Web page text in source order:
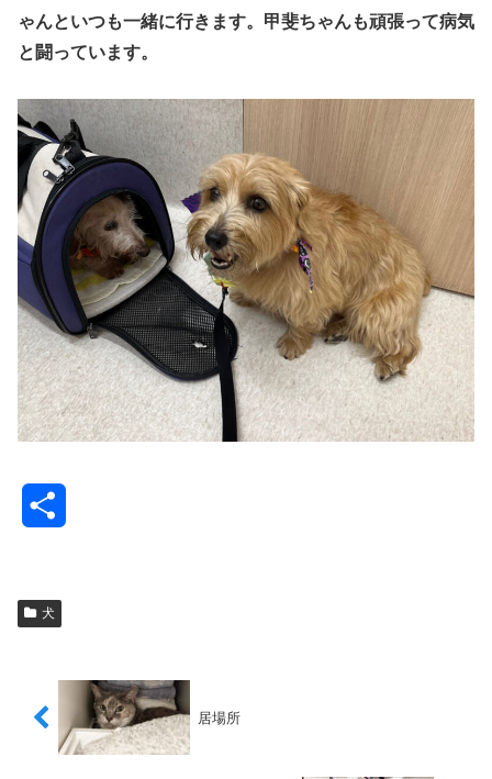
ゃんといつも一緒に行きます。 甲斐ちゃんも頑張って病気
と闘っています。
犬
居場所